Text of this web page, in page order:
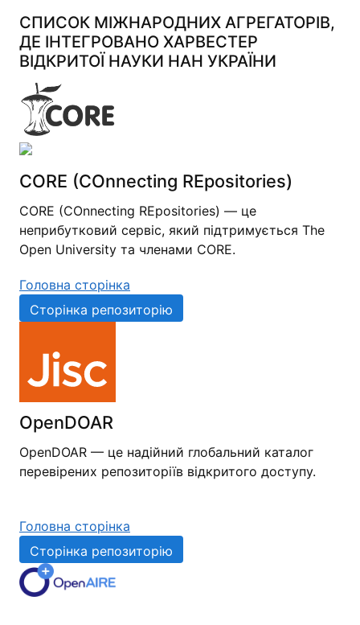
СПИСОК МІЖНАРОДНИХ АГРЕГАТОРІВ,
ДЕ ІНТЕГРОВАНО ХАРВЕСТЕР
ВІДКРИТОЇ НАУКИ НАН УКРАЇНИ
CORE (COnnecting REpositories)
CORE (COnnecting REpositories) — це
неприбутковий сервіс, який підтримується The
Open University та членами CORE.
Головна сторінка
Сторінка репозиторію
OpenDOAR
OpenDOAR — це надійний глобальний каталог
перевірених репозиторіїв відкритого доступу.
Головна сторінка
Сторінка репозиторію